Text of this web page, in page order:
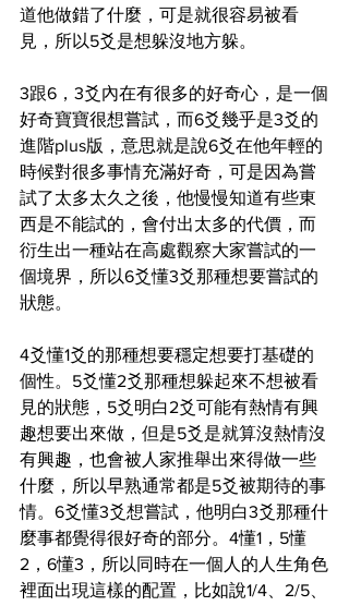
道他做錯了什麼，可是就很容易被看
見，所以5爻是想躲沒地方躲。
3跟6，3爻內在有很多的好奇心，是一個
好奇寶寶很想嘗試，而6爻幾乎是3爻的
進階plus版，意思就是說6爻在他年輕的
時候對很多事情充滿好奇，可是因為嘗
試了太多太久之後，他慢慢知道有些東
西是不能試的，會付出太多的代價，而
衍生出一種站在高處觀察大家嘗試的一
個境界，所以6爻懂3爻那種想要嘗試的
狀態。
4爻懂1爻的那種想要穩定想要打基礎的
個性。5爻懂2爻那種想躲起來不想被看
見的狀態，5爻明白2爻可能有熱情有興
趣想要出來做，但是5爻是就算沒熱情沒
有興趣，也會被人家推舉出來得做一些
什麼，所以早熟通常都是5爻被期待的事
情。6爻懂3爻想嘗試，他明白3爻那種什
麼事都覺得很好奇的部分。4懂1，5懂
2，6懂3，所以同時在一個人的人生角色
裡面出現這樣的配置，比如說1/4、2/5、